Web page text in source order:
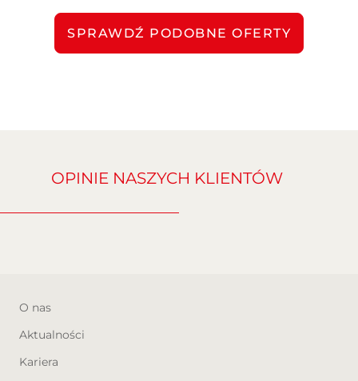
SPRAWDŹ PODOBNE OFERTY
OPINIE NASZYCH KLIENTÓW
O nas
Aktualności
Kariera